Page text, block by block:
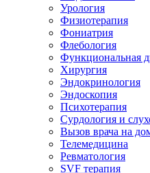
Урология
Физиотерапия
Фониатрия
Флебология
Функциональная
Хирургия
Эндокринология
Эндоскопия
Психотерапия
Сурдология и
Вызов врача на
Телемедицина
Ревматология
SVF терапия